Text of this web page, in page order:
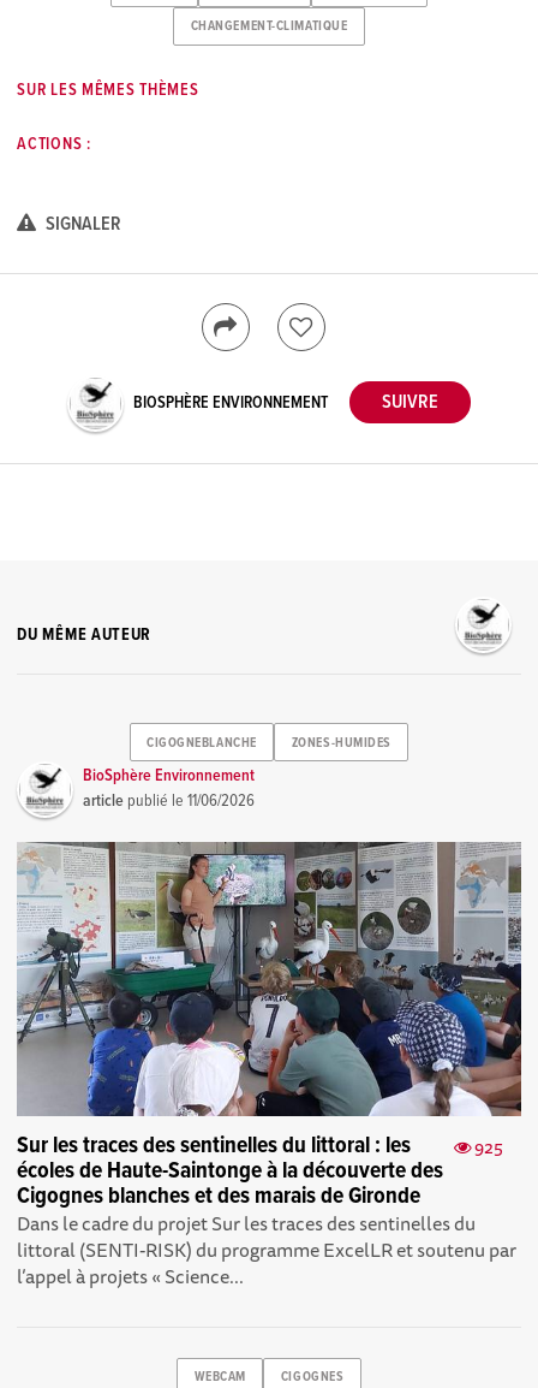
CHANGEMENT-CLIMATIQUE
SUR LES MÊMES THÈMES
ACTIONS :
SIGNALER
BIOSPHÈRE ENVIRONNEMENT
DU MÊME AUTEUR
CIGOGNEBLANCHE ZONES-HUMIDES
BioSphère Environnement
article publié le11/06/2026
925
Sur les traces des sentinelles du littoral : les
écoles de Haute-Saintonge à la découverte des
Cigognes blanches et des marais de Gironde
Dans le cadre du projet Sur les traces des sentinelles du
littoral (SENTI-RISK) du programme ExcelLR et soutenu par
l’appel à projets « Science...
WEBCAM CIGOGNES